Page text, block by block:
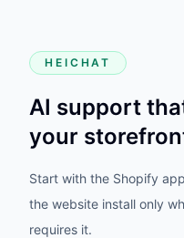
HEICHAT
AI support
your
Start with the Shopify
the website install only
requires it.